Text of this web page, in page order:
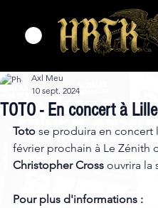
TOTO - En concert à
Axl Meu
10 sept. 2024
Toto se produira en concert
février prochain à Le Zénith
Christopher Cross ouvrira la
Pour plus d'informations :